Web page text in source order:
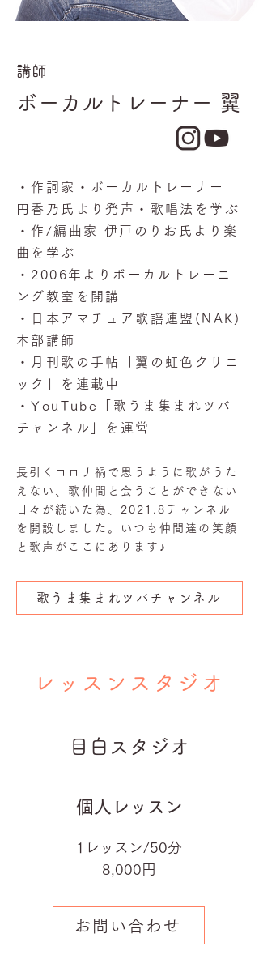
講師
ボーカルトレーナー 翼
・作詞家・ボーカルトレーナー
円香乃氏より発声・歌唱法を学ぶ
・作/編曲家 伊戸のりお氏より楽
曲を学ぶ
・2006年よりボーカルトレーニ
ング教室を開講
・日本アマチュア歌謡連盟(NAK)
本部講師
・月刊歌の手帖「翼の虹色クリニ
ック」を連載中
・YouTube「歌うま集まれツバ
チャンネル」を運営
長引くコロナ禍で思うように歌がうた
えない、歌仲間と会うことができない
日々が続いた為、2021.8チャンネル
を開設しました。いつも仲間達の笑顔
と歌声がここにあります♪
歌うま集まれツバチャンネル
レッスンスタジオ
目白スタジオ
個人レッスン
1レッスン/50分
8,000円
お問い合わせ